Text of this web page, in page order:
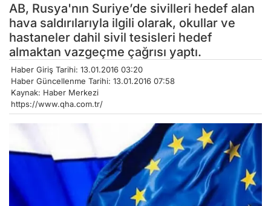
AB, Rusya'nın Suriye’de sivilleri hedef alan
hava saldırılarıyla ilgili olarak, okullar ve
hastaneler dahil sivil tesisleri hedef
almaktan vazgeçme çağrısı yaptı.
Haber Giriş Tarihi: 13.01.2016 03:20
Haber Güncellenme Tarihi: 13.01.2016 07:58
Kaynak: Haber Merkezi
https://www.qha.com.tr/